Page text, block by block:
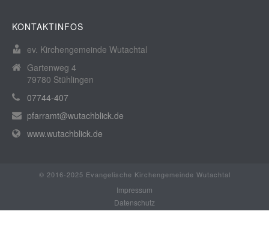
KONTAKTINFOS
ev. Kirchengemeinde Wutachtal
Gartenweg 4
79780 Stühlingen
07744-407
pfarramt@wutachblick.de
www.wutachblick.de
© 2016-2025 Evangelische Kirchengemeinde Wutachtal
Impressum
Datenschutz